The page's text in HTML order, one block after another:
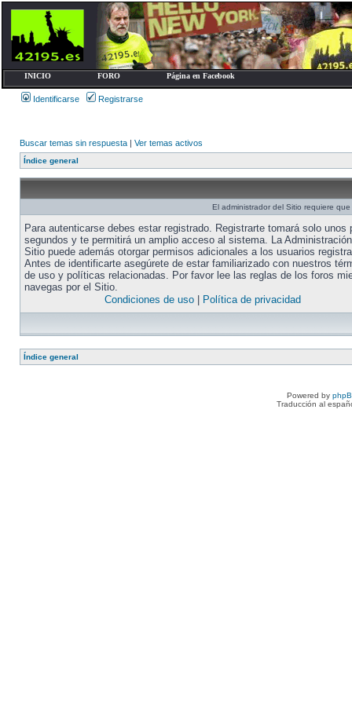
INICIO FORO Página en Facebook
Identificarse Registrarse
Buscar temas sin respuesta | Ver temas activos
Índice general
El administrador del Sitio requiere
Para autenticarse debes estar registrado. Registrarte tomará solo unos
segundos y te permitirá un amplio acceso al sistema. La
Sitio puede además otorgar permisos adicionales a los usuarios
Antes de identificarte asegúrete de estar familiarizado con nuestros
de uso y políticas relacionadas. Por favor lee las reglas de los foros
navegas por el Sitio.
Condiciones de uso| Política de privacidad
Índice general
Powered by
Traducción al